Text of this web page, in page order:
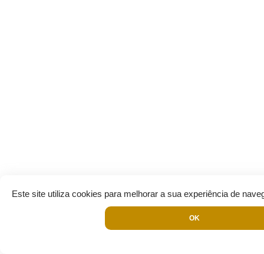
Este site utiliza cookies para melhorar a sua experiência de
OK